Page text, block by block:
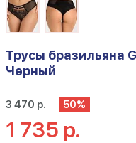
Трусы бразильяна
Черный
3 470 р. 50%
1 735 р.